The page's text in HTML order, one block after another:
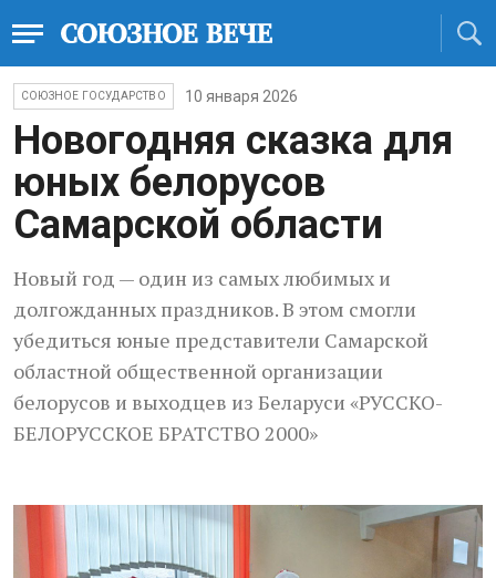
СОЮЗНОЕ ГОСУДАРСТВО 10 января 2026
Новогодняя сказка для
юных белорусов
Самарской области
Новый год — один из самых любимых и
долгожданных праздников. В этом смогли
убедиться юные представители Самарской
областной общественной организации
белорусов и выходцев из Беларуси «РУССКО-
БЕЛОРУССКОЕ БРАТСТВО 2000»